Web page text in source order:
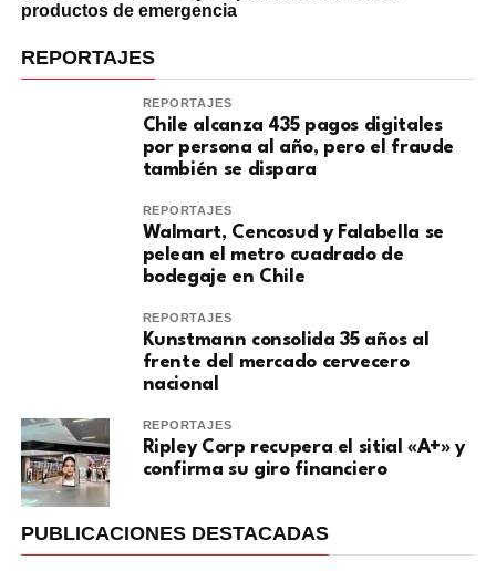
productos de emergencia
REPORTAJES
REPORTAJES
Chile alcanza 435 pagos digitales
por persona al año, pero el fraude
también se dispara
REPORTAJES
Walmart, Cencosud y Falabella se
pelean el metro cuadrado de
bodegaje en Chile
REPORTAJES
Kunstmann consolida 35 años al
frente del mercado cervecero
nacional
REPORTAJES
Ripley Corp recupera el sitial «A+» y
confirma su giro financiero
PUBLICACIONES DESTACADAS